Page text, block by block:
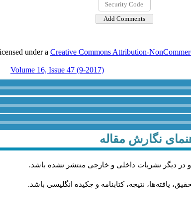
under a Creative Commons Attribution-
Volume 16, Issue 47 (9-2017)
نگارش مقاله
در دیگر نشریات داخلی و خارجی منتشر نشده باشد.
یافته‌ها، نتیجه، کتابنامه و چکیده انگلیسی باشد.